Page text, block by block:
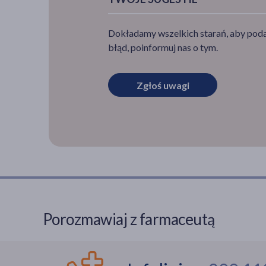
Dokładamy wszelkich starań, aby
błąd, poinformuj nas o tym.
Zgłoś uwagi
Porozmawiaj z farmaceutą